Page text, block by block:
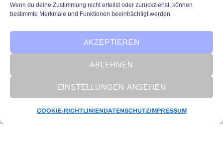
Wenn du deine Zustimmung nicht erteilst oder zurückziehst, können
bestimmte Merkmale und Funktionen beeinträchtigt werden.
AKZEPTIEREN
ABLEHNEN
EINSTELLUNGEN ANSEHEN
COOKIE-RICHTLINIENDATENSCHUTZIMPRESSUM
KI Forschung
KI-NERGY: Heizungsoptimierung